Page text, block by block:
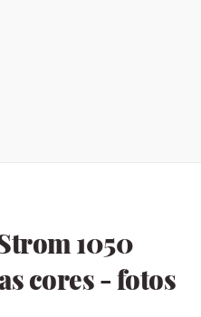
1050
cores - fotos